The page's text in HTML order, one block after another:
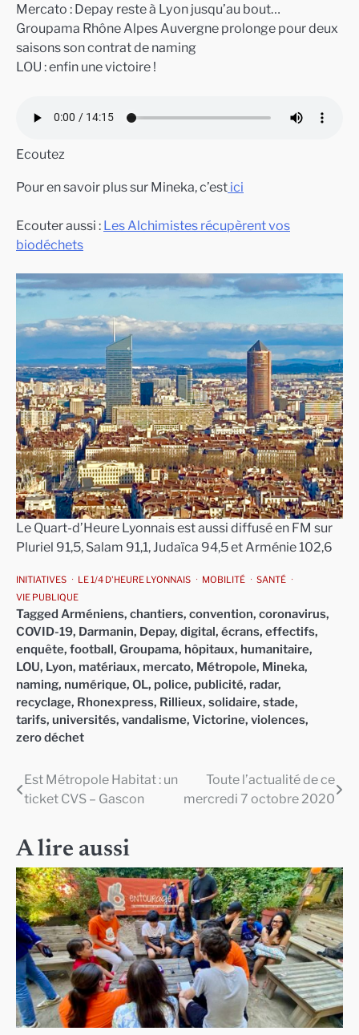
Mercato : Depay reste à Lyon jusqu’au bout…
Groupama Rhône Alpes Auvergne prolonge pour deux
saisons son contrat de naming
LOU : enfin une victoire !
Ecoutez
Pour en savoir plus sur Mineka, c’est ici
Ecouter aussi : Les Alchimistes récupèrent vos
biodéchets
Le Quart-d’Heure Lyonnais est aussi diffusé en FM sur
Pluriel 91,5, Salam 91,1, Judaïca 94,5 et Arménie 102,6
INITIATIVES LE 1/4 D'HEURE LYONNAIS MOBILITÉ
SANTÉ
VIE PUBLIQUE
Tagged Arméniens, chantiers, convention, coronavirus,
COVID-19, Darmanin, Depay, digital, écrans, effectifs,
enquête, football, Groupama, hôpitaux, humanitaire,
LOU, Lyon, matériaux, mercato, Métropole, Mineka,
naming, numérique, OL, police, publicité, radar,
recyclage, Rhonexpress, Rillieux, solidaire, stade,
tarifs, universités, vandalisme, Victorine, violences,
zero déchet
Navigation
l’article
Est Métropole Habitat : un
ticket CVS – Gascon
Toute l’actualité de ce
mercredi 7 octobre 2020
A lire aussi